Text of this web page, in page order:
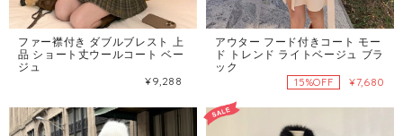
ファー襟付き ダブルブレスト 上
品 ショート丈ウールコート ベー
ジュ
¥9,288
アウター フード付きコート モー
ド トレンド ライトベージュ ブラ
ック
15%OFF ¥7,680